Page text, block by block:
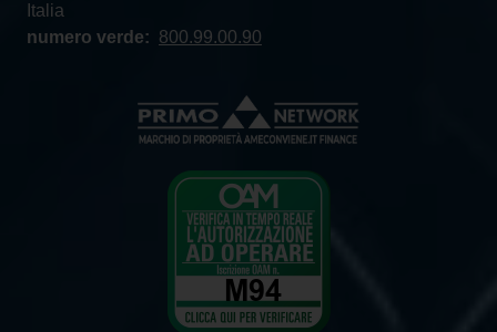
Italia
numero verde: 800.99.00.90